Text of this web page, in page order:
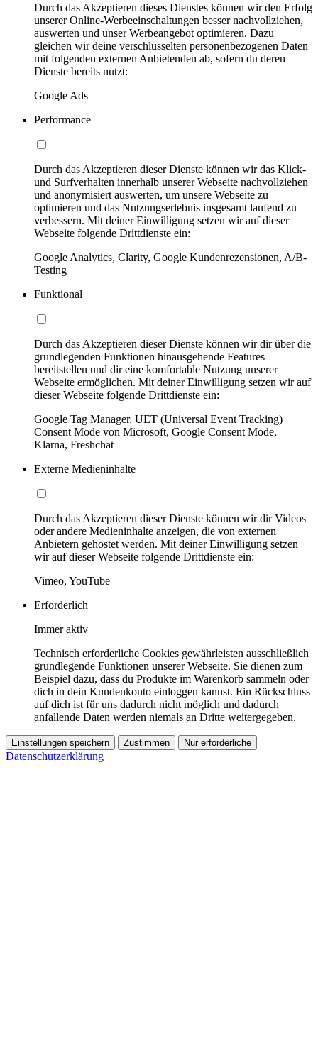
Durch das Akzeptieren dieses Dienstes können wir den Erfolg
unserer Online-Werbeeinschaltungen besser nachvollziehen,
auswerten und unser Werbeangebot optimieren. Dazu
gleichen wir deine verschlüsselten personenbezogenen Daten
mit folgenden externen Anbietenden ab, sofern du deren
Dienste bereits nutzt:
Google Ads
Performance
Durch das Akzeptieren dieser Dienste können wir das Klick-
und Surfverhalten innerhalb unserer Webseite nachvollziehen
und anonymisiert auswerten, um unsere Webseite zu
optimieren und das Nutzungserlebnis insgesamt laufend zu
verbessern. Mit deiner Einwilligung setzen wir auf dieser
Webseite folgende Drittdienste ein:
Google Analytics, Clarity, Google Kundenrezensionen, A/B-
Testing
Funktional
Durch das Akzeptieren dieser Dienste können wir dir über die
grundlegenden Funktionen hinausgehende Features
bereitstellen und dir eine komfortable Nutzung unserer
Webseite ermöglichen. Mit deiner Einwilligung setzen wir auf
dieser Webseite folgende Drittdienste ein:
Google Tag Manager, UET (Universal Event Tracking)
Consent Mode von Microsoft, Google Consent Mode,
Klarna, Freshchat
Externe Medieninhalte
Durch das Akzeptieren dieser Dienste können wir dir Videos
oder andere Medieninhalte anzeigen, die von externen
Anbietern gehostet werden. Mit deiner Einwilligung setzen
wir auf dieser Webseite folgende Drittdienste ein:
Vimeo, YouTube
Erforderlich
Immer aktiv
Technisch erforderliche Cookies gewährleisten ausschließlich
grundlegende Funktionen unserer Webseite. Sie dienen zum
Beispiel dazu, dass du Produkte im Warenkorb sammeln oder
dich in dein Kundenkonto einloggen kannst. Ein Rückschluss
auf dich ist für uns dadurch nicht möglich und dadurch
anfallende Daten werden niemals an Dritte weitergegeben.
Einstellungen speichern Zustimmen Nur erforderliche
Datenschutzerklärung